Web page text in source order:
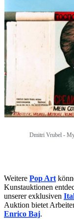
Dmitri Vrubel -
Weitere Pop Art
Kunstauktionen
unserer exklusiven
Auktion bietet
Enrico Baj.